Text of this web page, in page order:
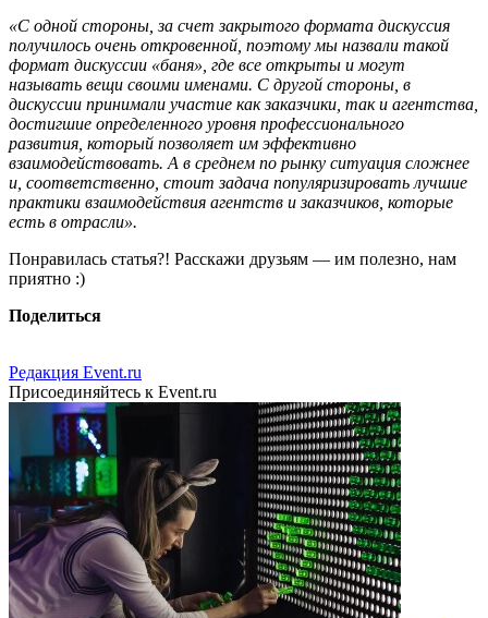
«С одной стороны, за счет закрытого формата дискуссия
получилось очень откровенной, поэтому мы назвали такой
формат дискуссии «баня», где все открыты и могут
называть вещи своими именами. С другой стороны, в
дискуссии принимали участие как заказчики, так и агентства,
достигшие определенного уровня профессионального
развития, который позволяет им эффективно
взаимодействовать. А в среднем по рынку ситуация сложнее
и, соответственно, стоит задача популяризировать лучшие
практики взаимодействия агентств и заказчиков, которые
есть в отрасли».
Понравилась статья?! Расскажи друзьям — им полезно, нам
приятно :)
Поделиться
Редакция Event.ru
Присоединяйтесь к Event.ru